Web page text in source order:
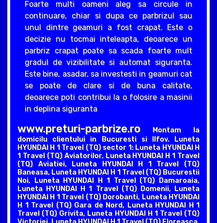
Foarte multi oameni aleg sa circule in
continuare, chiar si dupa ce parbrizul sau
unul dintre geamuri a fost crapat. Este o
decizie nu tocmai inteleapta, deoarece un
parbriz crapat poate sa scada foarte mult
gradul de vizibilitate si automat siguranta.
Este bine, asadar, sa investesti in geamuri cat
se poate de clare si de buna calitate,
deoarece poti contribui la o folosire a masinii
in deplina siguranta
www.preturi-parbrize.roMontam la
domicilu clientului in Bucuresti si Ilfov. Luneta
HYUNDAI H 1 Travel (TQ) sector 1: Luneta HYUNDAI H
1 Travel (TQ) Aviatorilor, Luneta HYUNDAI H 1 Travel
(TQ) Aviatiei, Luneta HYUNDAI H 1 Travel (TQ)
Baneasa, Luneta HYUNDAI H 1 Travel (TQ) Bucurestii
Noi, Luneta HYUNDAI H 1 Travel (TQ) Damaroaia,
Luneta HYUNDAI H 1 Travel (TQ) Domenii, Luneta
HYUNDAI H 1 Travel (TQ) Dorobanti, Luneta HYUNDAI
H 1 Travel (TQ) Gara de Nord, Luneta HYUNDAI H 1
Travel (TQ) Grivita, Luneta HYUNDAI H 1 Travel (TQ)